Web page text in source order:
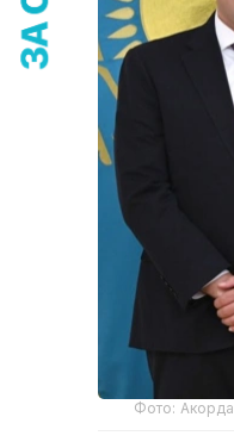
Фото: Акорда